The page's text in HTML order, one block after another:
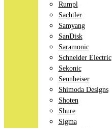
Rumpl
Sachtler
Samyang
SanDisk
Saramonic
Schneider Electric
Sekonic
Sennheiser
Shimoda Designs
Shoten
Shure
Sigma